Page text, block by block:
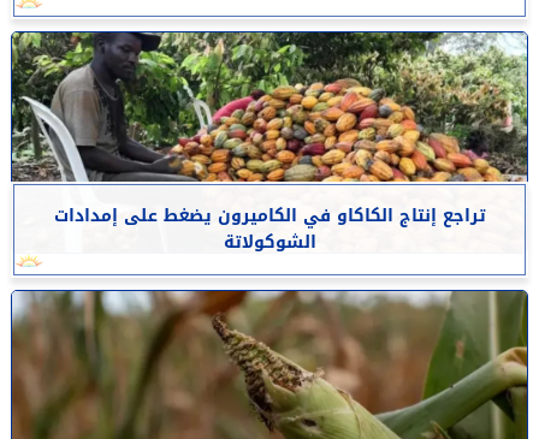
تراجع إنتاج الكاكاو في الكاميرون يضغط على إمدادات
الشوكولاتة